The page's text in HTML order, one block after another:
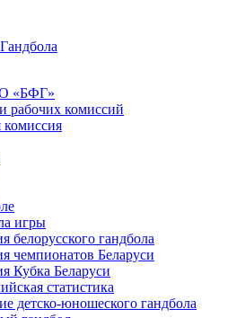
«БФГ»
рабочих комиссий
комиссия
игры
белорусского гандбола
чемпионатов Беларуси
Кубка Беларуси
статистика
детско-юношеского гандбола